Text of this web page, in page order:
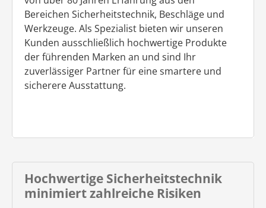
Bereichen Sicherheitstechnik, Beschläge und
Werkzeuge. Als Spezialist bieten wir unseren
Kunden ausschließlich hochwertige Produkte
der führenden Marken an und sind Ihr
zuverlässiger Partner für eine smartere und
sicherere Ausstattung.
Hochwertige Sicherheitstechnik
minimiert zahlreiche Risiken